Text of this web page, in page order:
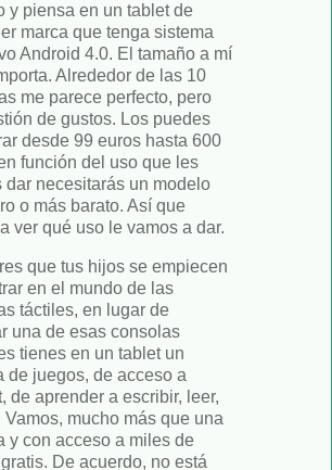
y piensa en un tablet de
marca que tenga sistema
Android 4.0. El tamaño a mí
Alrededor de las 10
me parece perfecto, pero
de gustos. Los puedes
desde 99 euros hasta 600
función del uso que les
dar necesitarás un modelo
o más barato. Así que
ver qué uso le vamos a dar.
que tus hijos se empiecen
en el mundo de las
táctiles, en lugar de
una de esas consolas
tienes en un tablet un
de juegos, de acceso a
de aprender a escribir, leer,
Vamos, mucho más que una
y con acceso a miles de
De acuerdo, no está